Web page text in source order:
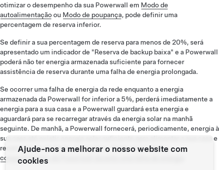
otimizar o desempenho da sua Powerwall em Modo de
autoalimentaçãoou Modo de poupança, pode definir uma
percentagem de reserva inferior.
Se definir a sua percentagem de reserva para menos de 20%, será
apresentado um indicador de "Reserva de backup baixa" e a Powerwall
poderá não ter energia armazenada suficiente para fornecer
assistência de reserva durante uma falha de energia prolongada.
Se ocorrer uma falha de energia da rede enquanto a energia
armazenada da Powerwall for inferior a 5%, perderá imediatamente a
energia para a sua casa e a Powerwall guardará esta energia e
aguardará para se recarregar através da energia solar na manhã
seguinte. De manhã, a Powerwall fornecerá, periodicamente, energia à
sua casa até existir energia solar suficiente para alimentar a sua casa e
recarregar-se de forma automática. Saiba mais sobreo
comportamento da Powerwall durante uma falha de energia
Ajude-nos a melhorar o nosso website com
cookies